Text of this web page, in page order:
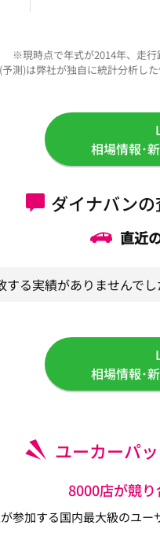
※現時点で年式が2014年、走行
測)は弊社が独自に統計分析し
相場情報･
ダイナバン
直近
する実績がありませんで
相場情報･
ユーカーパ
8000店が競
参加する国内最大級のユー